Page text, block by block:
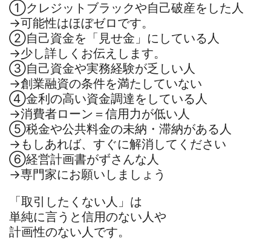
①クレジットブラックや自己破産をした人
→可能性はほぼゼロです。
②自己資金を「見せ金」にしている人
→少し詳しくお伝えします。
③自己資金や実務経験が乏しい人
→創業融資の条件を満たしていない
④金利の高い資金調達をしている人
→消費者ローン＝信用力が低い人
⑤税金や公共料金の未納・滞納がある人
→もしあれば、すぐに解消してください
⑥経営計画書がずさんな人
→専門家にお願いしましょう
「取引したくない人」は
単純に言うと信用のない人や
計画性のない人です。